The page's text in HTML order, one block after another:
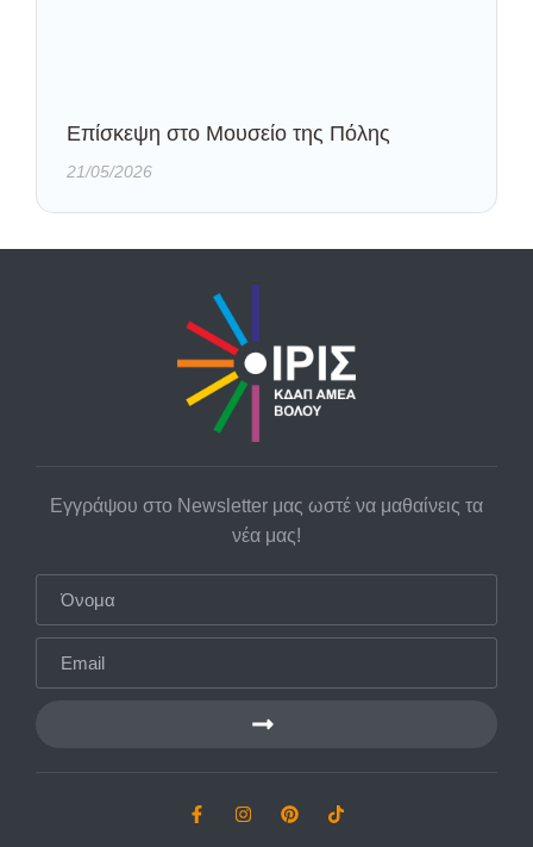
Eπίσκεψη στο Μουσείο της Πόλης
21/05/2026
Εγγράψου στο Newsletter μας ωστέ να μαθαίνεις τα
νέα μας!